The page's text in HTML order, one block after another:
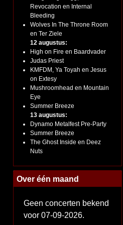
Revocation en Internal
Bleeding
Wolves In The Throne Room
en Ter Ziele
12 augustus:
High on Fire en Baardvader
Judas Priest
KMFDM, Ya Toyah en Jesus
on Extesy
Mushroomhead en Mountain
Eye
Summer Breeze
13 augustus:
Dynamo Metalfest Pre-Party
Summer Breeze
The Ghost Inside en Deez
Nuts
Over één maand
Geen concerten bekend
voor 07-09-2026.